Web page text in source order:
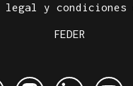
legal y condiciones
FEDER